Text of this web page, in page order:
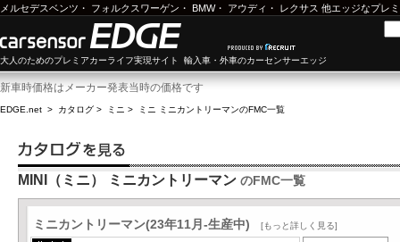
メルセデスベンツ ・ フォルクスワーゲン ・ BMW・ アウディ ・ レクサス 他エッジなプレ
大人のためのプレミアカーライフ実現サイト 輸入車・外車のカーセンサーエッジ
新車時価格はメーカー発表当時の価格です
EDGE.net > カタログ > ミニ > ミニ ミニカントリーマンのFMC一覧
MINI（ミニ） ミニカントリーマン のFMC一覧
ミニカントリーマン(23年11月-生産中) [もっと詳しく見る]